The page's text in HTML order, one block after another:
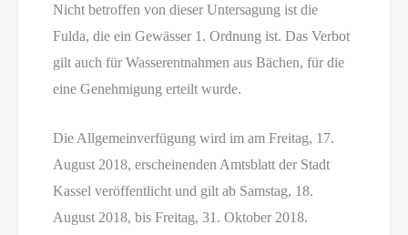
Nicht betroffen von dieser Untersagung ist die
Fulda, die ein Gewässer 1. Ordnung ist. Das Verbot
gilt auch für Wasserentnahmen aus Bächen, für die
eine Genehmigung erteilt wurde.
Die Allgemeinverfügung wird im am Freitag, 17.
August 2018, erscheinenden Amtsblatt der Stadt
Kassel veröffentlicht und gilt ab Samstag, 18.
August 2018, bis Freitag, 31. Oktober 2018.